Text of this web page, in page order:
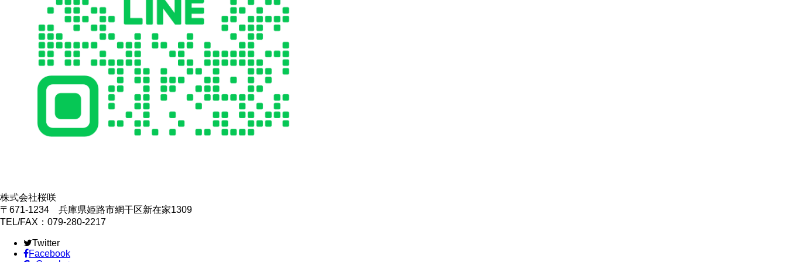
株式会社桜咲
〒671-1234 兵庫県姫路市網干区新在家1309
TEL/FAX：079-280-2217
Twitter
Facebook